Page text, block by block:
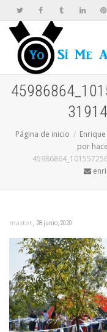
Página de inicio
por
master, 28 junio, 2020